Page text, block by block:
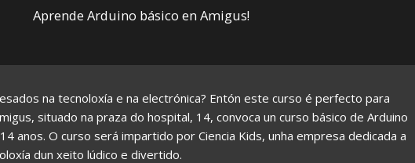
Aprende Arduino básico en Amigus!
​​na tecnoloxía e na electrónica? Entón este curso é perfecto para
situado na praza do hospital, 14, convoca un curso básico de Arduino
anos. O curso será impartido por Ciencia Kids, unha empresa dedicada a
dun xeito lúdico e divertido.